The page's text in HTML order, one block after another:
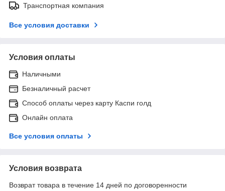
Транспортная компания
Все условия доставки
Условия оплаты
Наличными
Безналичный расчет
Способ оплаты через карту Каспи голд
Онлайн оплата
Все условия оплаты
Условия возврата
Возврат товара в течение 14 дней по договоренности